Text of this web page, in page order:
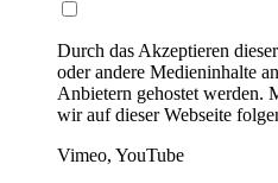
Durch das Akzeptieren
oder andere Medieninhalte
Anbietern gehostet werden.
wir auf dieser Webseite
Vimeo, YouTube